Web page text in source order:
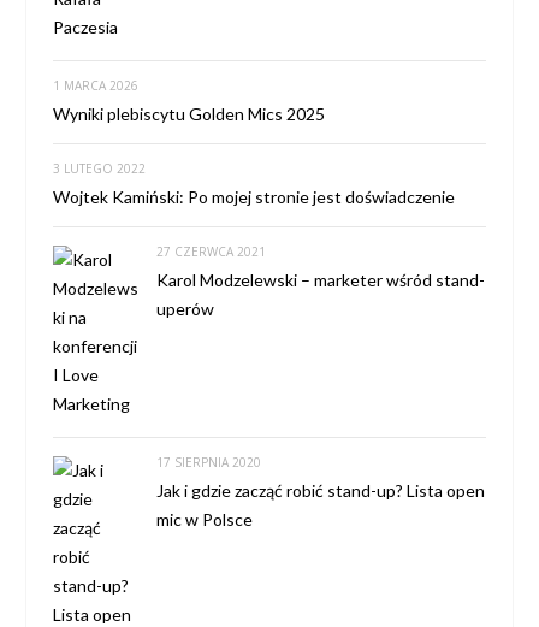
1 MARCA 2026
Wyniki plebiscytu Golden Mics 2025
3 LUTEGO 2022
Wojtek Kamiński: Po mojej stronie jest doświadczenie
27 CZERWCA 2021
Karol Modzelewski – marketer wśród stand-
uperów
17 SIERPNIA 2020
Jak i gdzie zacząć robić stand-up? Lista open
mic w Polsce